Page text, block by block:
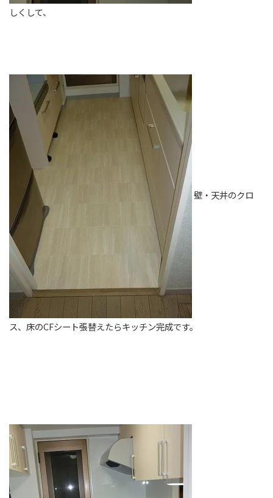
しくして、
壁・天井のクロ
ス、床のCFシート張替えたらキッチン完成です。